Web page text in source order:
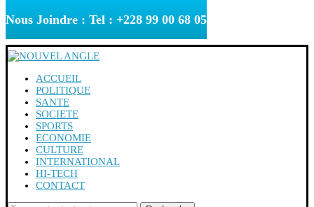
Nous Joindre : Tel : +228 99 00 68 05
ACCUEIL
POLITIQUE
SANTE
SOCIETE
SPORTS
ECONOMIE
CULTURE
INTERNATIONAL
HI-TECH
CONTACT